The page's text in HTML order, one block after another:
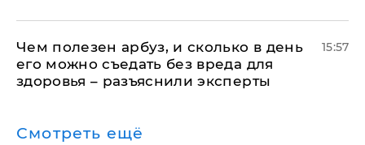
Чем полезен арбуз, и сколько в день
его можно съедать без вреда для
здоровья – разъяснили эксперты
15:57
Смотреть ещё